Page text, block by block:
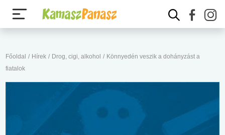
Főoldal / Hírek / Drog, cigi, alkohol / Könnyedén veszik a dohányzást a
fiatalok